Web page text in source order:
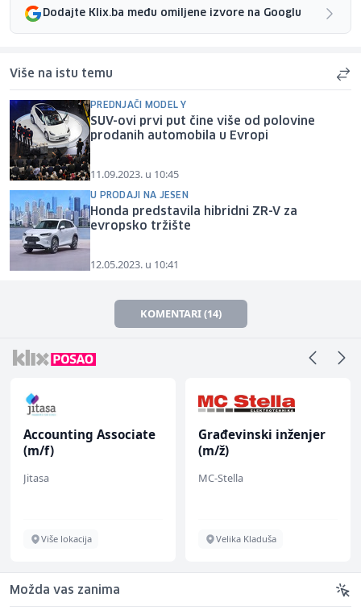
Dodajte Klix.ba među omiljene izvore na Googlu
Više na istu temu
PREDNJAČI MODEL Y
SUV-ovi prvi put čine više od polovine
prodanih automobila u Evropi
11.09.2023. u 10:45
U PRODAJI NA JESEN
Honda predstavila hibridni ZR-V za
evropsko tržište
12.05.2023. u 10:41
KOMENTARI (14)
Accounting Associate
(m/f)
Jitasa
Više lokacija
Građevinski inženjer
(m/ž)
MC-Stella
Velika Kladuša
Možda vas zanima